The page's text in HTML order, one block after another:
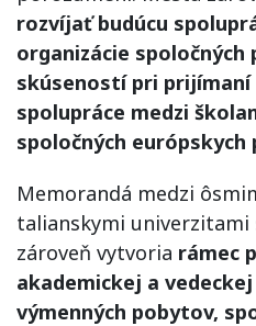
rozvíjať budúcu
organizácie
skúseností pri prijímaní
spolupráce medzi
spoločných
Memorandá medzi
talianskymi univerzitami
zároveň vytvoria rámec
akademickej a
výmenných pobytov,